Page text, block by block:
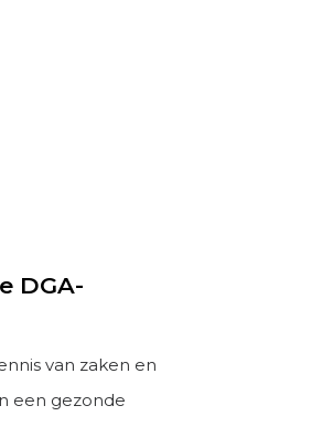
DGA-
van zaken en
een gezonde